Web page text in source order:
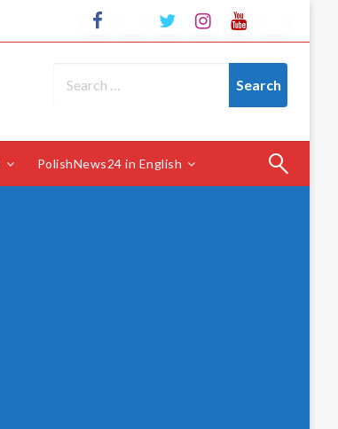
PolishNews24 in English